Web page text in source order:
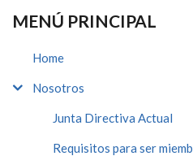
MENÚ PRINCIPAL
Home
Nosotros
Junta Directiva Actual
Requisitos para ser